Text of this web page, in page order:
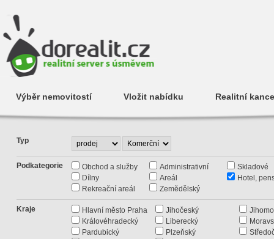
Výběr nemovitostí Vložit nabídku Realitní
Typ
Podkategorie Obchod a služby Administrativní
Skladové
Dílny
Areál
Hotel,
Rekreační areál
Zemědělský
Kraje Hlavní město Praha Jihočeský
Královéhradecký
Liberecký
Pardubický
Plzeňský